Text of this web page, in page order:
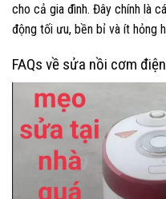
cho cả gia đình. Đây chính là
động tối ưu, bền bỉ và ít hỏng
FAQs về sửa nồi cơm